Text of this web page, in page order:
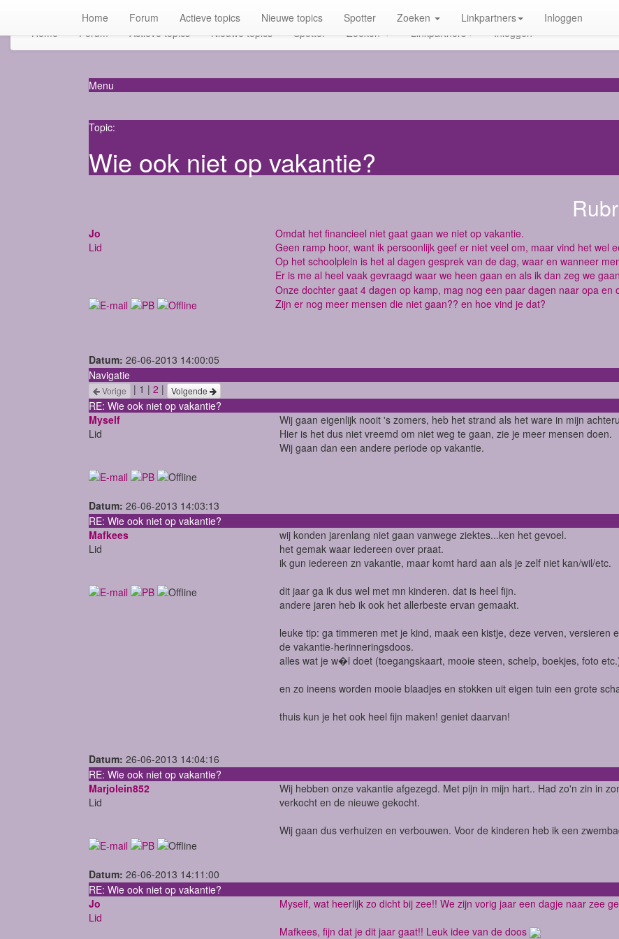
Home Forum Actieve topics Nieuwe topics Spotter Zoeken Linkpartners Inloggen
Home Forum Actieve topics Nieuwe topics Spotter Zoeken Linkpartners Inloggen
Menu
Topic:
Wie ook niet op vakantie?
Jo
Lid
Omdat het financieel niet gaat gaan we niet op vakantie.
Geen ramp hoor, want ik persoonlijk geef er niet veel om, maar vind het wel
Op het schoolplein is het al dagen gesprek van de dag, waar en wanneer
Er is me al heel vaak gevraagd waar we heen gaan en als ik dan zeg we
Onze dochter gaat 4 dagen op kamp, mag nog een paar dagen naar opa en
Zijn er nog meer mensen die niet gaan?? en hoe vind je dat?
Datum: 26-06-2013 14:00:05
Navigatie
Vorige | 1 | 2 | Volgende
RE: Wie ook niet op vakantie?
Myself
Lid
Wij gaan eigenlijk nooit 's zomers, heb het strand als het ware in mijn
Hier is het dus niet vreemd om niet weg te gaan, zie je meer mensen doen.
Wij gaan dan een andere periode op vakantie.
Datum: 26-06-2013 14:03:13
RE: Wie ook niet op vakantie?
Mafkees
Lid
wij konden jarenlang niet gaan vanwege ziektes...ken het gevoel.
het gemak waar iedereen over praat.
ik gun iedereen zn vakantie, maar komt hard aan als je zelf niet kan/wil/etc.
dit jaar ga ik dus wel met mn kinderen. dat is heel fijn.
andere jaren heb ik ook het allerbeste ervan gemaakt.
leuke tip: ga timmeren met je kind, maak een kistje, deze verven, versieren
de vakantie-herinneringsdoos.
alles wat je w�l doet (toegangskaart, mooie steen, schelp, boekjes, foto
en zo ineens worden mooie blaadjes en stokken uit eigen tuin een grote
thuis kun je het ook heel fijn maken! geniet daarvan!
Datum: 26-06-2013 14:04:16
RE: Wie ook niet op vakantie?
Marjolein852
Lid
Wij hebben onze vakantie afgezegd. Met pijn in mijn hart.. Had zo'n zin in
verkocht en de nieuwe gekocht.
Wij gaan dus verhuizen en verbouwen. Voor de kinderen heb ik een
Datum: 26-06-2013 14:11:00
RE: Wie ook niet op vakantie?
Jo
Lid
Myself, wat heerlijk zo dicht bij zee!! We zijn vorig jaar een dagje naar zee
Mafkees, fijn dat je dit jaar gaat!! Leuk idee van de doos